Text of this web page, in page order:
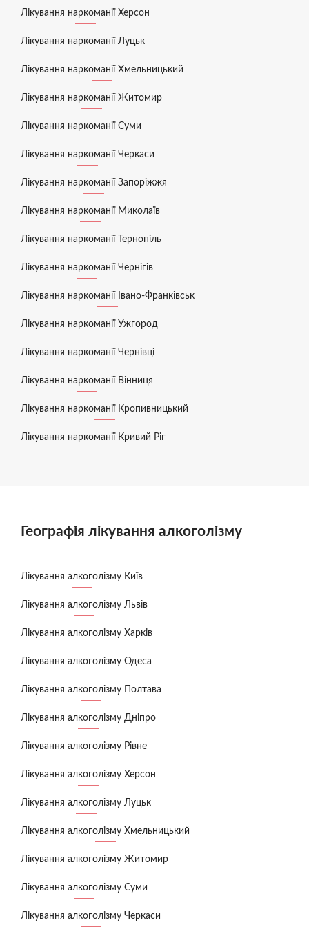
Лікування наркоманії Херсон
Лікування наркоманії Луцьк
Лікування наркоманії Хмельницький
Лікування наркоманії Житомир
Лікування наркоманії Суми
Лікування наркоманії Черкаси
Лікування наркоманії Запоріжжя
Лікування наркоманії Миколаїв
Лікування наркоманії Тернопіль
Лікування наркоманії Чернігів
Лікування наркоманії Івано-Франківськ
Лікування наркоманії Ужгород
Лікування наркоманії Чернівці
Лікування наркоманії Вінниця
Лікування наркоманії Кропивницький
Лікування наркоманії Кривий Ріг
Географія лікування алкоголізму
Лікування алкоголізму Київ
Лікування алкоголізму Львів
Лікування алкоголізму Харків
Лікування алкоголізму Одеса
Лікування алкоголізму Полтава
Лікування алкоголізму Дніпро
Лікування алкоголізму Рівне
Лікування алкоголізму Херсон
Лікування алкоголізму Луцьк
Лікування алкоголізму Хмельницький
Лікування алкоголізму Житомир
Лікування алкоголізму Суми
Лікування алкоголізму Черкаси